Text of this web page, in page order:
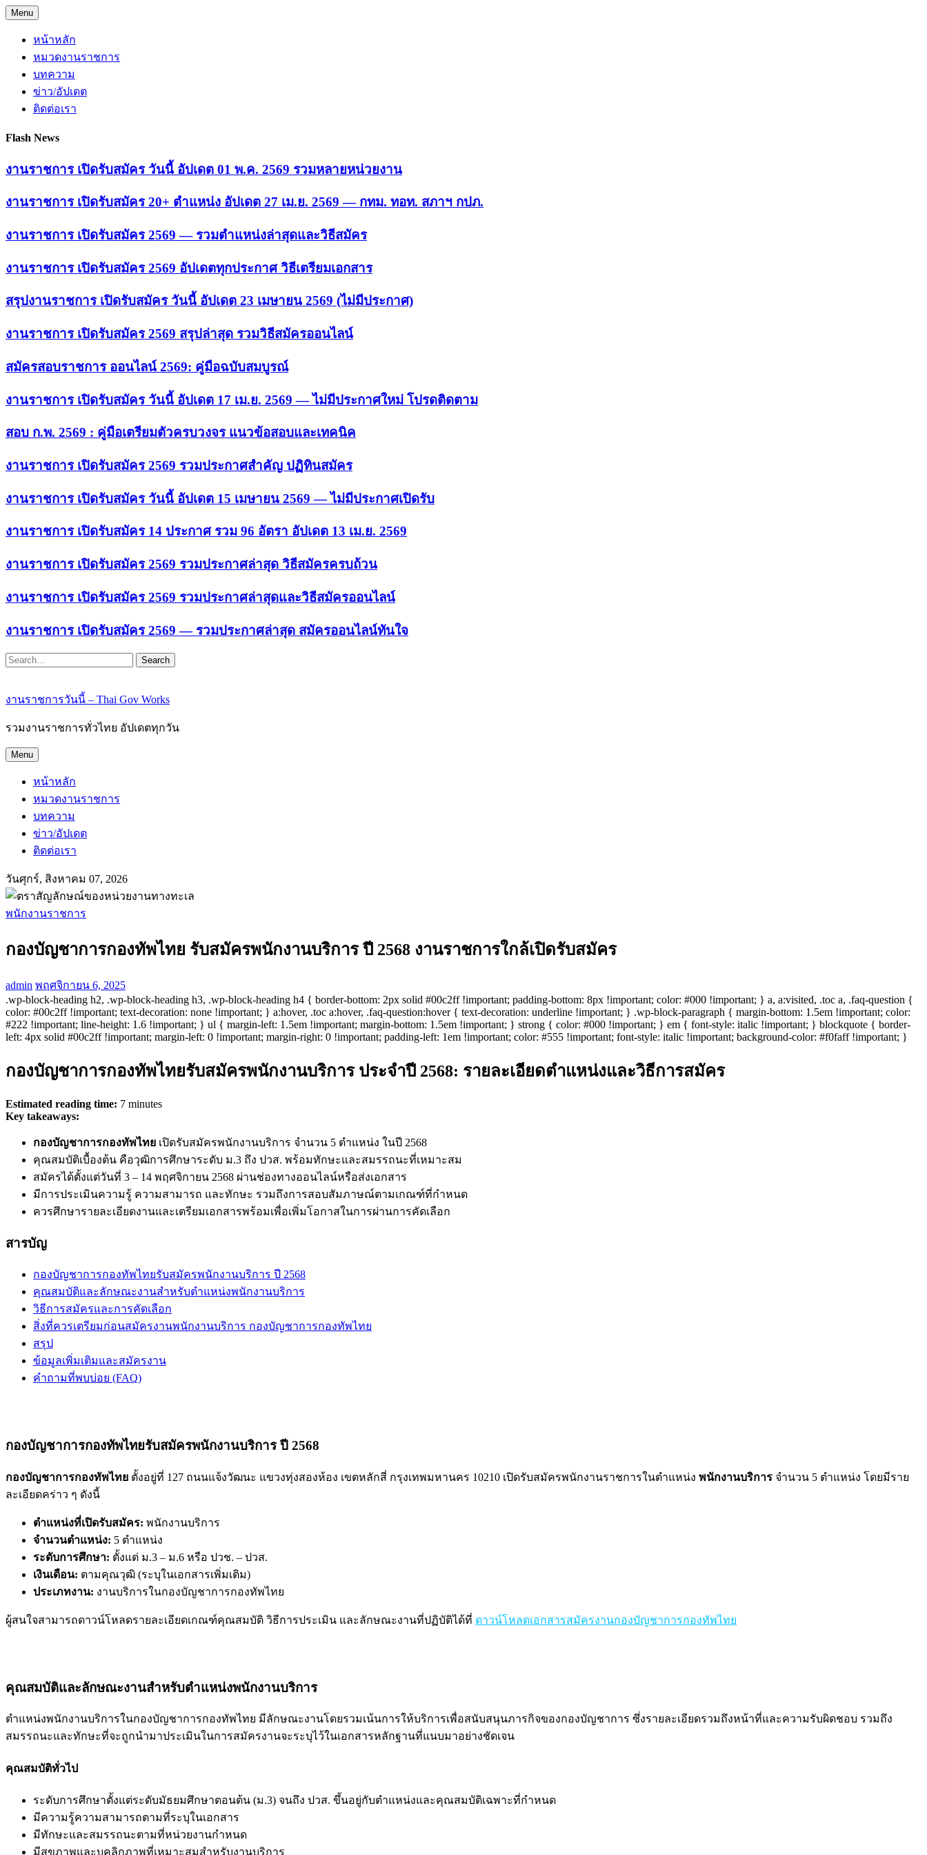
Skip
to
content
Menu
หน้าหลัก
หมวดงานราชการ
บทความ
ข่าว/อัปเดต
ติดต่อเรา
Flash News
งานราชการ เปิดรับสมัคร วันนี้ อัปเดต 01 พ.ค. 2569 รวมหลายหน่วยงาน
งานราชการ เปิดรับสมัคร 20+ ตำแหน่ง อัปเดต 27 เม.ย. 2569 — กทม. ทอท. สภาฯ กปภ.
งานราชการ เปิดรับสมัคร 2569 — รวมตำแหน่งล่าสุดและวิธีสมัคร
งานราชการ เปิดรับสมัคร 2569 อัปเดตทุกประกาศ วิธีเตรียมเอกสาร
สรุปงานราชการ เปิดรับสมัคร วันนี้ อัปเดต 23 เมษายน 2569 (ไม่มีประกาศ)
งานราชการ เปิดรับสมัคร 2569 สรุปล่าสุด รวมวิธีสมัครออนไลน์
สมัครสอบราชการ ออนไลน์ 2569: คู่มือฉบับสมบูรณ์
งานราชการ เปิดรับสมัคร วันนี้ อัปเดต 17 เม.ย. 2569 — ไม่มีประกาศใหม่ โปรดติดตาม
สอบ ก.พ. 2569 : คู่มือเตรียมตัวครบวงจร แนวข้อสอบและเทคนิค
งานราชการ เปิดรับสมัคร 2569 รวมประกาศสำคัญ ปฏิทินสมัคร
งานราชการ เปิดรับสมัคร วันนี้ อัปเดต 15 เมษายน 2569 — ไม่มีประกาศเปิดรับ
งานราชการ เปิดรับสมัคร 14 ประกาศ รวม 96 อัตรา อัปเดต 13 เม.ย. 2569
งานราชการ เปิดรับสมัคร 2569 รวมประกาศล่าสุด วิธีสมัครครบถ้วน
งานราชการ เปิดรับสมัคร 2569 รวมประกาศล่าสุดและวิธีสมัครออนไลน์
งานราชการ เปิดรับสมัคร 2569 — รวมประกาศล่าสุด สมัครออนไลน์ทันใจ
Search
งานราชการวันนี้ – Thai Gov Works
รวมงานราชการทั่วไทย อัปเดตทุกวัน
Menu
หน้าหลัก
หมวดงานราชการ
บทความ
ข่าว/อัปเดต
ติดต่อเรา
วันศุกร์, สิงหาคม 07, 2026
พนักงานราชการ
กองบัญชาการกองทัพไทย รับสมัครพนักงานบริการ ปี 2568 งานราชการใกล้เปิดรับสมัคร
admin พฤศจิกายน 6, 2025
.wp-block-heading h2, .wp-block-heading h3, .wp-block-heading h4 { border-bottom: 2px solid #00c2ff !important; padding-bottom: 8px !important; color: #000 !important; } a, a:visited, .toc a, .faq-question {
color: #00c2ff !important; text-decoration: none !important; } a:hover, .toc a:hover, .faq-question:hover { text-decoration: underline !important; } .wp-block-paragraph { margin-bottom: 1.5em !important; color:
#222 !important; line-height: 1.6 !important; } ul { margin-left: 1.5em !important; margin-bottom: 1.5em !important; } strong { color: #000 !important; } em { font-style: italic !important; } blockquote { border-
left: 4px solid #00c2ff !important; margin-left: 0 !important; margin-right: 0 !important; padding-left: 1em !important; color: #555 !important; font-style: italic !important; background-color: #f0faff !important; }
กองบัญชาการกองทัพไทยรับสมัครพนักงานบริการ ประจำปี 2568: รายละเอียดตำแหน่งและวิธีการสมัคร
Estimated reading time: 7 minutes
Key takeaways:
กองบัญชาการกองทัพไทย เปิดรับสมัครพนักงานบริการ จำนวน 5 ตำแหน่ง ในปี 2568
คุณสมบัติเบื้องต้น คือวุฒิการศึกษาระดับ ม.3 ถึง ปวส. พร้อมทักษะและสมรรถนะที่เหมาะสม
สมัครได้ตั้งแต่วันที่ 3 – 14 พฤศจิกายน 2568 ผ่านช่องทางออนไลน์หรือส่งเอกสาร
มีการประเมินความรู้ ความสามารถ และทักษะ รวมถึงการสอบสัมภาษณ์ตามเกณฑ์ที่กำหนด
ควรศึกษารายละเอียดงานและเตรียมเอกสารพร้อมเพื่อเพิ่มโอกาสในการผ่านการคัดเลือก
สารบัญ
กองบัญชาการกองทัพไทยรับสมัครพนักงานบริการ ปี 2568
คุณสมบัติและลักษณะงานสำหรับตำแหน่งพนักงานบริการ
วิธีการสมัครและการคัดเลือก
สิ่งที่ควรเตรียมก่อนสมัครงานพนักงานบริการ กองบัญชาการกองทัพไทย
สรุป
ข้อมูลเพิ่มเติมและสมัครงาน
คำถามที่พบบ่อย (FAQ)
กองบัญชาการกองทัพไทยรับสมัครพนักงานบริการ ปี 2568
กองบัญชาการกองทัพไทย ตั้งอยู่ที่ 127 ถนนแจ้งวัฒนะ แขวงทุ่งสองห้อง เขตหลักสี่ กรุงเทพมหานคร 10210 เปิดรับสมัครพนักงานราชการในตำแหน่ง พนักงานบริการ จำนวน 5 ตำแหน่ง โดยมีราย
ละเอียดคร่าว ๆ ดังนี้
ตำแหน่งที่เปิดรับสมัคร: พนักงานบริการ
จำนวนตำแหน่ง: 5 ตำแหน่ง
ระดับการศึกษา: ตั้งแต่ ม.3 – ม.6 หรือ ปวช. – ปวส.
เงินเดือน: ตามคุณวุฒิ (ระบุในเอกสารเพิ่มเติม)
ประเภทงาน: งานบริการในกองบัญชาการกองทัพไทย
ผู้สนใจสามารถดาวน์โหลดรายละเอียดเกณฑ์คุณสมบัติ วิธีการประเมิน และลักษณะงานที่ปฏิบัติได้ที่ ดาวน์โหลดเอกสารสมัครงานกองบัญชาการกองทัพไทย
คุณสมบัติและลักษณะงานสำหรับตำแหน่งพนักงานบริการ
ตำแหน่งพนักงานบริการในกองบัญชาการกองทัพไทย มีลักษณะงานโดยรวมเน้นการให้บริการเพื่อสนับสนุนภารกิจของกองบัญชาการ ซึ่งรายละเอียดรวมถึงหน้าที่และความรับผิดชอบ รวมถึง
สมรรถนะและทักษะที่จะถูกนำมาประเมินในการสมัครงานจะระบุไว้ในเอกสารหลักฐานที่แนบมาอย่างชัดเจน
คุณสมบัติทั่วไป
ระดับการศึกษาตั้งแต่ระดับมัธยมศึกษาตอนต้น (ม.3) จนถึง ปวส. ขึ้นอยู่กับตำแหน่งและคุณสมบัติเฉพาะที่กำหนด
มีความรู้ความสามารถตามที่ระบุในเอกสาร
มีทักษะและสมรรถนะตามที่หน่วยงานกำหนด
มีสุขภาพและบุคลิกภาพที่เหมาะสมสำหรับงานบริการ